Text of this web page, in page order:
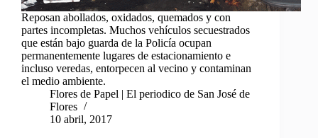
Reposan abollados, oxidados, quemados y con
partes incompletas. Muchos vehículos secuestrados
que están bajo guarda de la Policía ocupan
permanentemente lugares de estacionamiento e
incluso veredas, entorpecen al vecino y contaminan
el medio ambiente.
Flores de Papel | El periodico de San José de
Flores
10 abril, 2017